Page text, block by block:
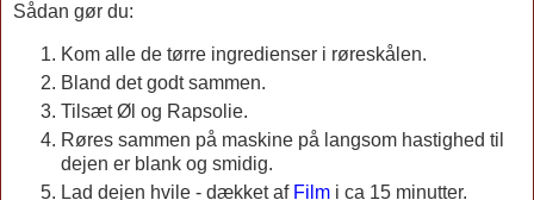
Sådan gør du:
Kom alle de tørre ingredienser i røreskålen.
Bland det godt sammen.
Tilsæt Øl og Rapsolie.
Røres sammen på maskine på langsom hastighed til
dejen er blank og smidig.
Lad dejen hvile - dækket af Film i ca 15 minutter.